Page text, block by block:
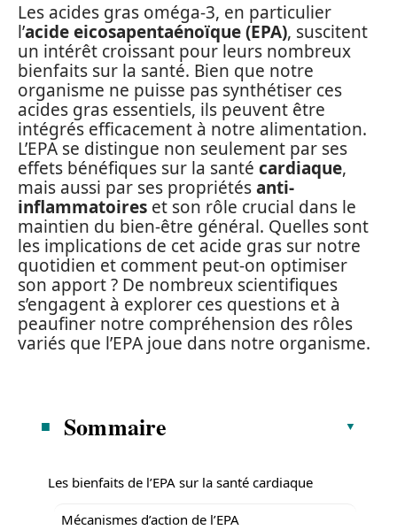
Les acides gras oméga-3, en particulier
l’acide eicosapentaénoïque (EPA), suscitent
un intérêt croissant pour leurs nombreux
bienfaits sur la santé. Bien que notre
organisme ne puisse pas synthétiser ces
acides gras essentiels, ils peuvent être
intégrés efficacement à notre alimentation.
L’EPA se distingue non seulement par ses
effets bénéfiques sur la santé cardiaque,
mais aussi par ses propriétésanti-
inflammatoires et son rôle crucial dans le
maintien du bien-être général. Quelles sont
les implications de cet acide gras sur notre
quotidien et comment peut-on optimiser
son apport ? De nombreux scientifiques
s’engagent à explorer ces questions et à
peaufiner notre compréhension des rôles
variés que l’EPA joue dans notre organisme.
Sommaire
Les bienfaits de l’EPA sur la santé cardiaque
Mécanismes d’action de l’EPA